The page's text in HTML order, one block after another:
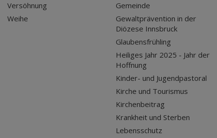
Versöhnung
Weihe
Gemeinde
Gewaltprävention in der
Diözese Innsbruck
Glaubensfrühling
Heiliges Jahr 2025 - Jahr der
Hoffnung
Kinder- und Jugendpastoral
Kirche und Tourismus
Kirchenbeitrag
Krankheit und Sterben
Lebensschutz